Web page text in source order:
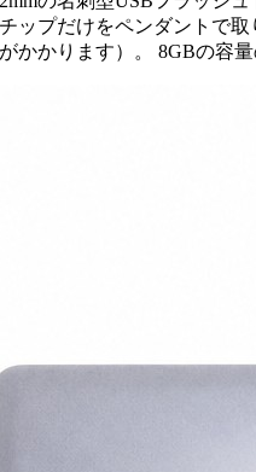
ップだけをペンダントで
かかります）。 8GBの容